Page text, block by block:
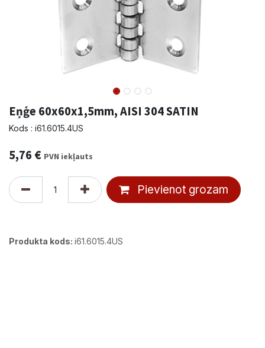
Eņģe 60x60x1,5mm, AISI 304 SATIN
Kods : i61.6015.4US
5,76 € PVN iekļauts
Pievienot grozam
Produkta kods: i61.6015.4US